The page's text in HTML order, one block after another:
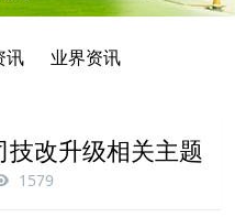
讯 业界资讯
改升级相关主题
1579